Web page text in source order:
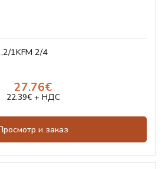
1KFM 2/4
27.76€
22.39€ + НДС
и заказ